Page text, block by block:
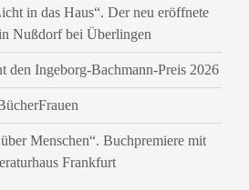
in das Haus“. Der neu eröffnete
Nußdorf bei Überlingen
den Ingeborg-Bachmann-Preis 2026
Menschen“. Buchpremiere mit
Frankfurt